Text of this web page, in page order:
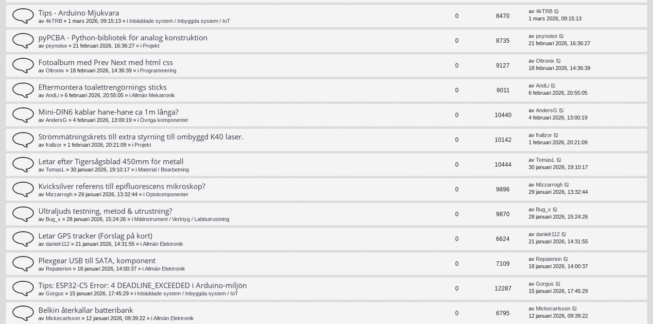
Tips - Arduino Mjukvara
av 4kTRB » 1 mars 2026, 09:15:13 » i Inbäddade system / Inbyggda system / IoT
0 8470
av 4kTRB
1 mars 2026, 09:15:13
pyPCBA - Python-bibliotek för analog konstruktion
av psynoise » 21 februari 2026, 16:36:27 » i Projekt
0 8735
av psynoise
21 februari 2026, 16:36:27
Fotoalbum med Prev Next med html css
av Oltronix » 18 februari 2026, 14:36:39 » i Programmering
0 9127
av Oltronix
18 februari 2026, 14:36:39
Eftermontera toalettrengörnings sticks
av AndLi » 6 februari 2026, 20:55:05 » i Allmän Mekatronik
0 9011
av AndLi
6 februari 2026, 20:55:05
Mini-DIN6 kablar hane-hane ca 1m långa?
av AndersG » 4 februari 2026, 13:00:19 » i Övriga komponenter
0 10440
av AndersG
4 februari 2026, 13:00:19
Strömmätningskrets till extra styrning till ombyggd K40 laser.
av frallzor » 1 februari 2026, 20:21:09 » i Projekt
0 10142
av frallzor
1 februari 2026, 20:21:09
Letar efter Tigersågsblad 450mm för metall
av TomasL » 30 januari 2026, 19:10:17 » i Material / Bearbetning
0 10444
av TomasL
30 januari 2026, 19:10:17
Kvicksilver referens till epifluorescens mikroskop?
av Mizzarrogh » 29 januari 2026, 13:32:44 » i Optokomponenter
0 9896
av Mizzarrogh
29 januari 2026, 13:32:44
Ultraljuds testning, metod & utrustning?
av Bug_x » 28 januari 2026, 15:24:26 » i Mätinstrument / Verktyg / Labbutrustning
0 9870
av Bug_x
28 januari 2026, 15:24:26
Letar GPS tracker (Förslag på kort)
av danielr112 » 21 januari 2026, 14:31:55 » i Allmän Elektronik
0 6624
av danielr112
21 januari 2026, 14:31:55
Plexgear USB till SATA, komponent
av Repaterion » 18 januari 2026, 14:00:37 » i Allmän Elektronik
0 7109
av Repaterion
18 januari 2026, 14:00:37
Tips: ESP32-C5 Error: 4 DEADLINE_EXCEEDED i Arduino-miljön
av Gorgus » 15 januari 2026, 17:45:29 » i Inbäddade system / Inbyggda system / IoT
0 12287
av Gorgus
15 januari 2026, 17:45:29
Belkin återkallar batteribank
av Mickecarlsson » 12 januari 2026, 09:39:22 » i Allmän Elektronik
0 6795
av Mickecarlsson
12 januari 2026, 09:39:22